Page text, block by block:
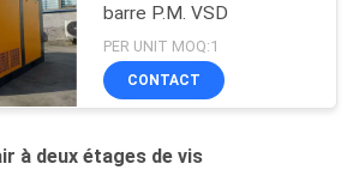
barre P.M. VSD
PER UNIT MOQ:1
CONTACT
à deux étages de vis